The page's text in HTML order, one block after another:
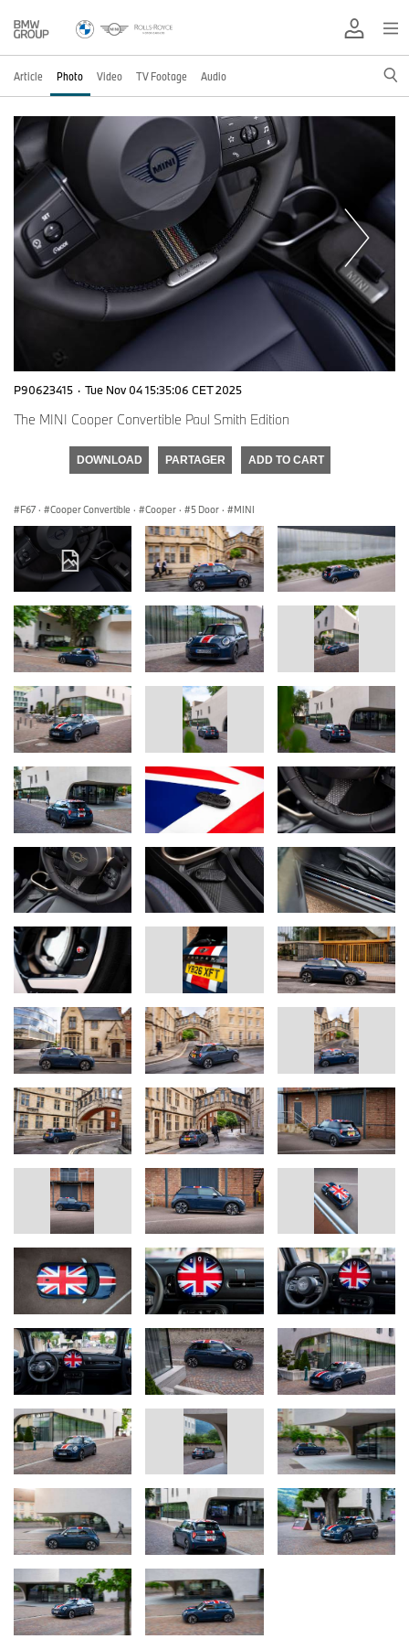
Article Photo Video TV Footage Audio
P90623415 · Tue Nov 04 15:35:06 CET 2025
The MINI Cooper Convertible Paul Smith Edition
DOWNLOAD PARTAGER ADD TO CART
F67 · Cooper Convertible · Cooper · 5 Door · MINI